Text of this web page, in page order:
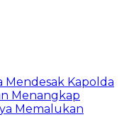
Mendesak Kapolda
Menangkap
Memalukan